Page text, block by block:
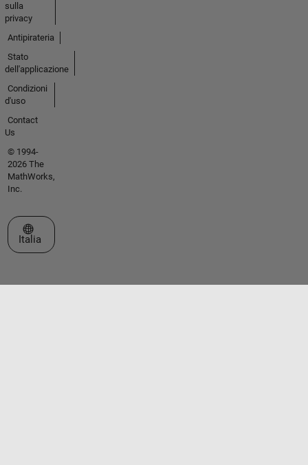
sulla
privacy
Antipirateria
Stato
dell'applicazione
Condizioni
d'uso
Contact
Us
© 1994-
2026 The
MathWorks,
Inc.
Seleziona un sito web
Italia